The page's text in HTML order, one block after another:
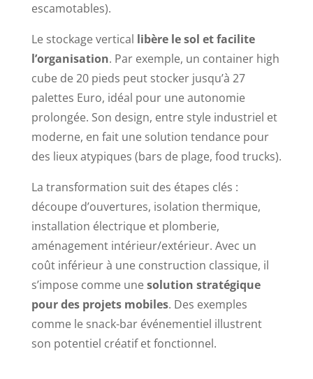
escamotables).
Le stockage vertical libère le sol et facilite
l’organisation. Par exemple, un container high
cube de 20 pieds peut stocker jusqu’à 27
palettes Euro, idéal pour une autonomie
prolongée. Son design, entre style industriel et
moderne, en fait une solution tendance pour
des lieux atypiques (bars de plage, food trucks).
La transformation suit des étapes clés :
découpe d’ouvertures, isolation thermique,
installation électrique et plomberie,
aménagement intérieur/extérieur. Avec un
coût inférieur à une construction classique, il
s’impose comme unesolution stratégique
pour des projets mobiles. Des exemples
comme le snack-bar événementiel illustrent
son potentiel créatif et fonctionnel.